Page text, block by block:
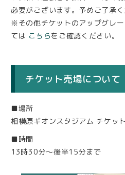
必要がございます。予めご了承く
※その他チケットのアップグレ
ては こちらをご確認ください。
チケット売場について
■場所
相模原ギオンスタジアム チケッ
■時間
13時30分〜後半15分まで